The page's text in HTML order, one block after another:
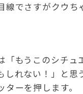
線でさすがクウち
「もうこのシチュ
しれない！」と思
ーを押します。